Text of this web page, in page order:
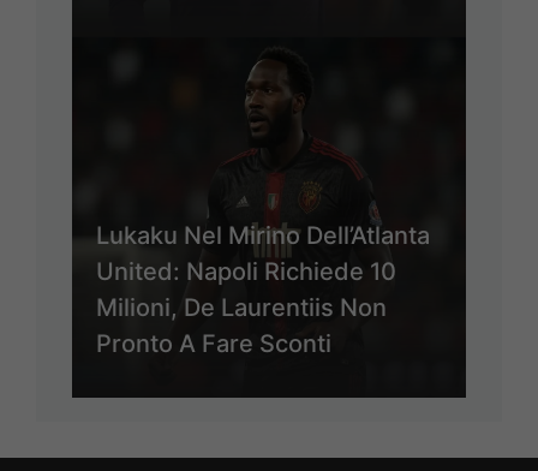
Lukaku Nel Mirino Dell’Atlanta
United: Napoli Richiede 10
Milioni, De Laurentiis Non
Pronto A Fare Sconti